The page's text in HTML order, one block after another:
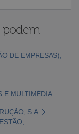
podem
DE EMPRESAS),
E MULTIMÉDIA,
S.A.